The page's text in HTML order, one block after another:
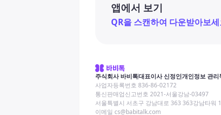
앱에서 보기
QR을 스캔하여 다운받아보세
주식회사 바비톡대표이사 신정인개인정보 관리
사업자등록번호 836-86-02172
통신판매업신고번호 2021-서울강남-03497
서울특별시 서초구 강남대로 363 363강남타워
이메일 cs@babitalk.com